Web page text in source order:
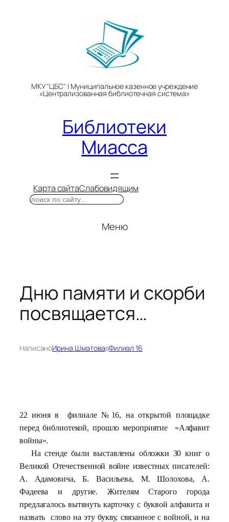
МКУ "ЦБС" | Муниципальное казенное учреждение
«Централизованная библиотечная система»
Библиотеки
Миасса
Карта сайтаСлабовидящим
Поиск
Меню
Дню памяти и скорби
посвящается…
НаписаноИрина ШматовавФилиал 16
22 июня в филиале №16, на открытой площадке
перед библиотекой, прошло мероприятие «Алфавит
войны».
На стенде были выставлены обложки 30 книг о
Великой Отечественной войне известных писателей:
А. Адамовича, Б. Васильева, М. Шолохова, А.
Фадеева и другие.Жителям Старого города
предлагалось вытянуть карточку с буквой алфавита и
назвать слово на эту букву, связанное с войной, и на